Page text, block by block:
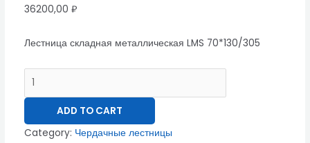
36200,00 ₽
Лестница складная металлическая LMS 70*130/305
ADD TO CART
Category: Чердачные лестницы